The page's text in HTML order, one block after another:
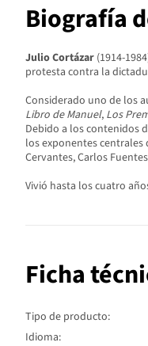
Biografía
Julio Cortázar (1914-
protesta contra la
Considerado uno de los
Libro de Manuel, Los
Debido a los contenidos
los exponentes
Cervantes, Carlos
Vivió hasta los cuatro
Ficha
Tipo de producto:
Idioma: